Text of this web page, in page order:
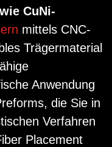
CuNi-
mittels CNC-
Trägermaterial
Anwendung
die Sie in
Verfahren
Placement